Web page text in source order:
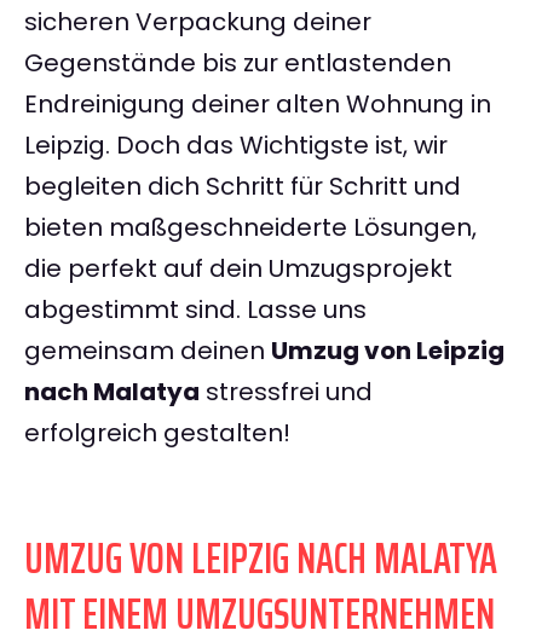
sicheren Verpackung deiner
Gegenstände bis zur entlastenden
Endreinigung deiner alten Wohnung in
Leipzig. Doch das Wichtigste ist, wir
begleiten dich Schritt für Schritt und
bieten maßgeschneiderte Lösungen,
die perfekt auf dein Umzugsprojekt
abgestimmt sind. Lasse uns
gemeinsam deinen Umzug von Leipzig
nach Malatya stressfrei und
erfolgreich gestalten!
UMZUG VON LEIPZIG NACH MALATYA
MIT EINEM UMZUGSUNTERNEHMEN